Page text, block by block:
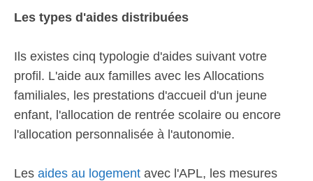
Les types d'aides distribuées
Ils existes cinq typologie d'aides suivant votre
profil. L'aide aux familles avec les Allocations
familiales, les prestations d'accueil d'un jeune
enfant, l'allocation de rentrée scolaire ou encore
l'allocation personnalisée à l'autonomie.
Les aides au logement avec l'APL, les mesures